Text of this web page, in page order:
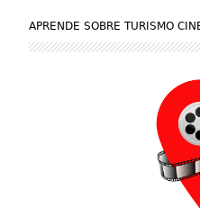
APRENDE SOBRE TURISMO